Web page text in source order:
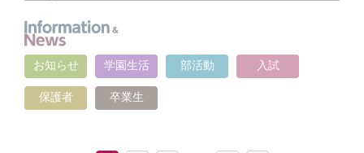
お知らせ 学園生活 部活動 入試
保護者 卒業生